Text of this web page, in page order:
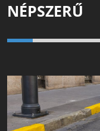
NÉPSZERŰ